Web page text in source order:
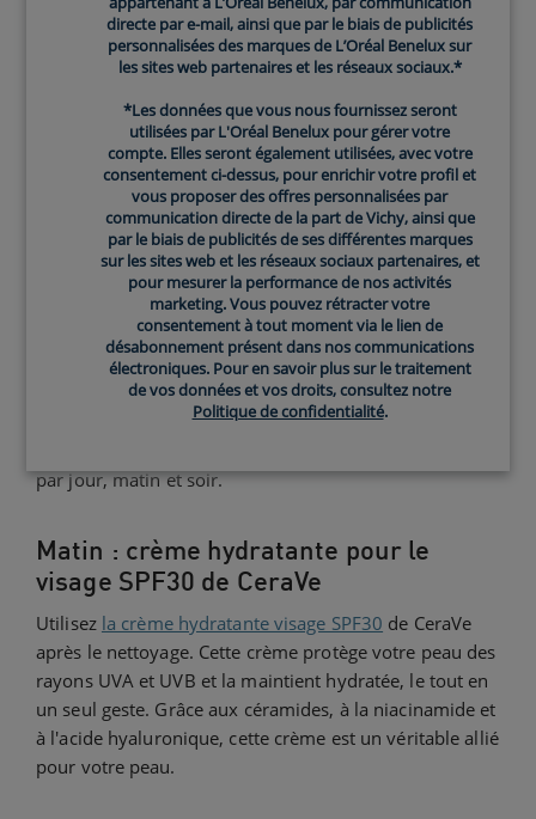
2. Crème pour le visage
Après le nettoyage, il est temps d'appliquer une crème
pour le visage. Cette étape est essentielle pour tous,
mais il est important de choisir une crème hydratante
adaptée aux besoins de votre peau. Vous pourrez ainsi
hydrater et nourrir votre peau sans provoquer d'excès
de brillance ou de poussées d'acné.
Choisissez une crème sans parfum qui n'obstrue pas
vos pores (« non comédogène »). Des ingrédients tels
que les céramides, l'acide hyaluronique et la
niacinamide sont très bénéfiques pour la peau. Les
crèmes hydratantes deCeraVe hydratent, retiennent
l'humidité et aident à restaurer la barrière protectrice
par jour, matin et soir.
Matin : crème hydratante pour le
visage SPF30 de CeraVe
Utilisez la crème hydratante visage SPF30 de CeraVe
après le nettoyage. Cette crème protège votre peau des
rayons UVA et UVB et la maintient hydratée, le tout en
un seul geste. Grâce aux céramides, à la niacinamide et
à l'acide hyaluronique, cette crème est un véritable allié
pour votre peau.
directe par e-mail, ainsi que par le biais de publicités
personnalisées des marques de L’Oréal Benelux sur
les sites web partenaires et les réseaux sociaux.*
*Les données que vous nous fournissez seront
utilisées par L'Oréal Benelux pour gérer votre
compte. Elles seront également utilisées, avec votre
consentement ci-dessus, pour enrichir votre profil et
vous proposer des offres personnalisées par
communication directe de la part de Vichy, ainsi que
par le biais de publicités de ses différentes marques
sur les sites web et les réseaux sociaux partenaires, et
pour mesurer la performance de nos activités
marketing. Vous pouvez rétracter votre
consentement à tout moment via le lien de
désabonnement présent dans nos communications
électroniques. Pour en savoir plus sur le traitement
de vos données et vos droits, consultez notre
Politique de confidentialité.